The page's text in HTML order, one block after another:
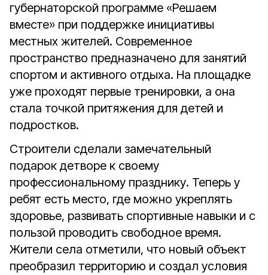
губернаторской программе «Решаем
вместе» при поддержке инициативы
местных жителей. Современное
пространство предназначено для занятий
спортом и активного отдыха. На площадке
уже проходят первые тренировки, а она
стала точкой притяжения для детей и
подростков.
Строители сделали замечательный
подарок детворе к своему
профессиональному празднику. Теперь у
ребят есть место, где можно укреплять
здоровье, развивать спортивные навыки и с
пользой проводить свободное время.
Жители села отметили, что новый объект
преобразил территорию и создал условия